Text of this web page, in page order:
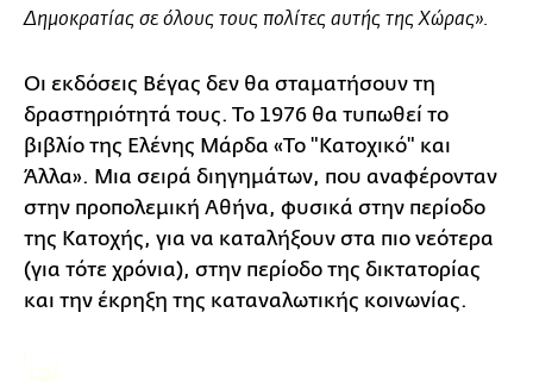
Δημοκρατίας σε όλους τους πολίτες αυτής της Χώρας».
Οι εκδόσεις Βέγας δεν θα σταματήσουν τη
δραστηριότητά τους. Το 1976 θα τυπωθεί το
βιβλίο της Ελένης Μάρδα «Το "Κατοχικό" και
Άλλα». Μια σειρά διηγημάτων, που αναφέρονταν
στην προπολεμική Αθήνα, φυσικά στην περίοδο
της Κατοχής, για να καταλήξουν στα πιο νεότερα
(για τότε χρόνια), στην περίοδο της δικτατορίας
και την έκρηξη της καταναλωτικής κοινωνίας.